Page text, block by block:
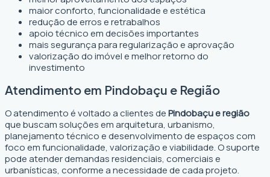
maior conforto, funcionalidade e estética
redução de erros e retrabalhos
apoio técnico em decisões importantes
mais segurança para regularização e aprovação
valorização do imóvel e melhor retorno do
investimento
Atendimento em Pindobaçu e Região
O atendimento é voltado a clientes dePindobaçu e região
que buscam soluções em arquitetura, urbanismo,
planejamento técnico e desenvolvimento de espaços com
foco em funcionalidade, valorização e viabilidade. O suporte
pode atender demandas residenciais, comerciais e
urbanísticas, conforme a necessidade de cada projeto.